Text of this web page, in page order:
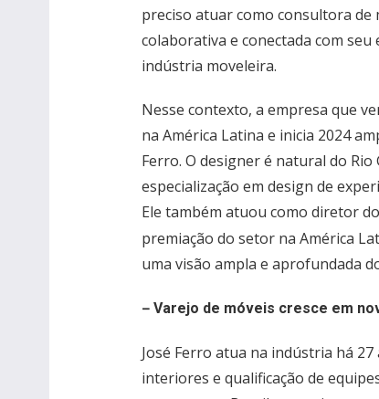
preciso atuar como consultora
colaborativa e conectada com
indústria moveleira.
Nesse contexto, a empresa que
na América Latina e inicia 2024
Ferro. O designer é natural do
especialização em design de
Ele também atuou como diretor do
premiação do setor na América
uma visão ampla e aprofundada
– Varejo de móveis cresce em
José Ferro atua na indústria há
interiores e qualificação de